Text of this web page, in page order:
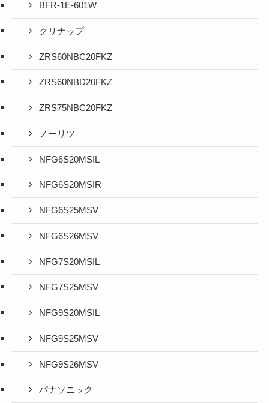
BFR-1E-601W
クリナップ
ZRS60NBC20FKZ
ZRS60NBD20FKZ
ZRS75NBC20FKZ
ノーリツ
NFG6S20MSIL
NFG6S20MSIR
NFG6S25MSV
NFG6S26MSV
NFG7S20MSIL
NFG7S25MSV
NFG9S20MSIL
NFG9S25MSV
NFG9S26MSV
パナソニック